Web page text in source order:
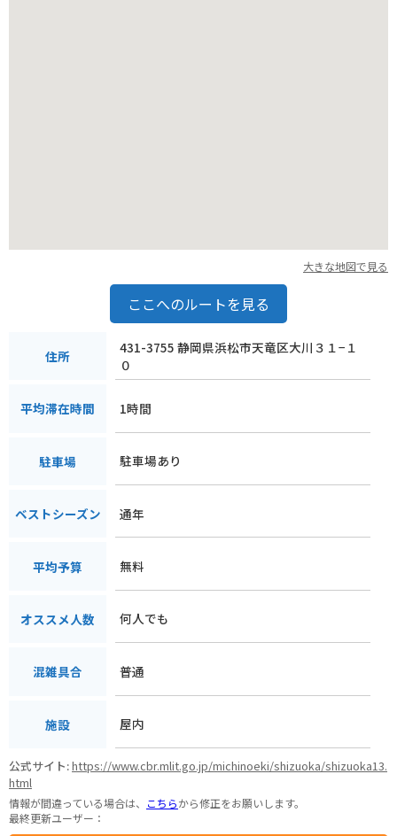
大きな地図で見る
ここへのルートを見る
住所
431-3755 静岡県浜松市天竜区大川３１−１
０
平均滞在時間 1時間
駐車場 駐車場あり
ベストシーズン 通年
平均予算 無料
オススメ人数 何人でも
混雑具合 普通
施設 屋内
公式サイト:https://www.cbr.mlit.go.jp/michinoeki/shizuoka/shizuoka13.
html
情報が間違っている場合は、 こちらから修正をお願いします。
最終更新ユーザー：